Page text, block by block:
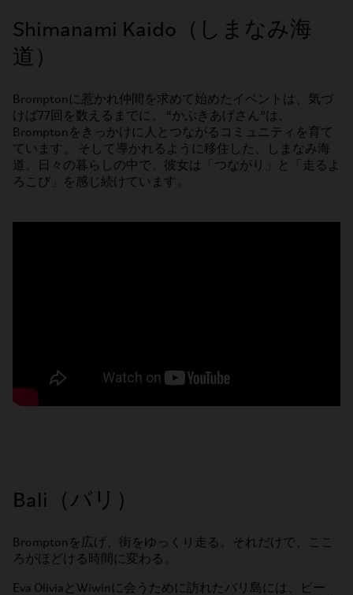
Shimanami Kaido（しまなみ海
道）
Bromptonに惹かれ仲間を求めて始めたイベントは、気づ
けば77回を数えるまでに。 “かぶきあげさん”は、
Bromptonをきっかけに人とつながるコミュニティを育て
ています。 そして導かれるように移住した、しまなみ海
道。日々の暮らしの中で、彼女は「つながり」と「走るよ
ろこび」を感じ続けています。
Bali（バリ）
Bromptonを広げ、街をゆっくり走る。それだけで、ここ
ろがほどける時間に変わる。
Eva OliviaとWiwinに会うために訪れたバリ島には、ビー